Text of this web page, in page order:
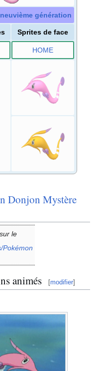
neuvième génération
Sprites de face
HOME
Donjon Mystère
le
Pokémon
animés [modifier]